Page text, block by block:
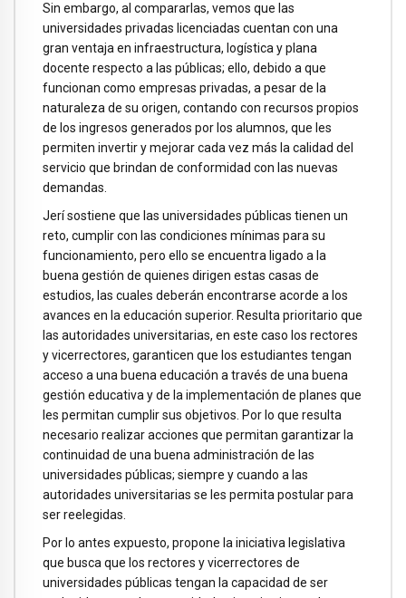
Sin embargo, al compararlas, vemos que las
universidades privadas licenciadas cuentan con una
gran ventaja en infraestructura, logística y plana
docente respecto a las públicas; ello, debido a que
funcionan como empresas privadas, a pesar de la
naturaleza de su origen, contando con recursos propios
de los ingresos generados por los alumnos, que les
permiten invertir y mejorar cada vez más la calidad del
servicio que brindan de conformidad con las nuevas
demandas.
Jerí sostiene que las universidades públicas tienen un
reto, cumplir con las condiciones mínimas para su
funcionamiento, pero ello se encuentra ligado a la
buena gestión de quienes dirigen estas casas de
estudios, las cuales deberán encontrarse acorde a los
avances en la educación superior. Resulta prioritario que
las autoridades universitarias, en este caso los rectores
y vicerrectores, garanticen que los estudiantes tengan
acceso a una buena educación a través de una buena
gestión educativa y de la implementación de planes que
les permitan cumplir sus objetivos. Por lo que resulta
necesario realizar acciones que permitan garantizar la
continuidad de una buena administración de las
universidades públicas; siempre y cuando a las
autoridades universitarias se les permita postular para
ser reelegidas.
Por lo antes expuesto, propone la iniciativa legislativa
que busca que los rectores y vicerrectores de
universidades públicas tengan la capacidad de ser